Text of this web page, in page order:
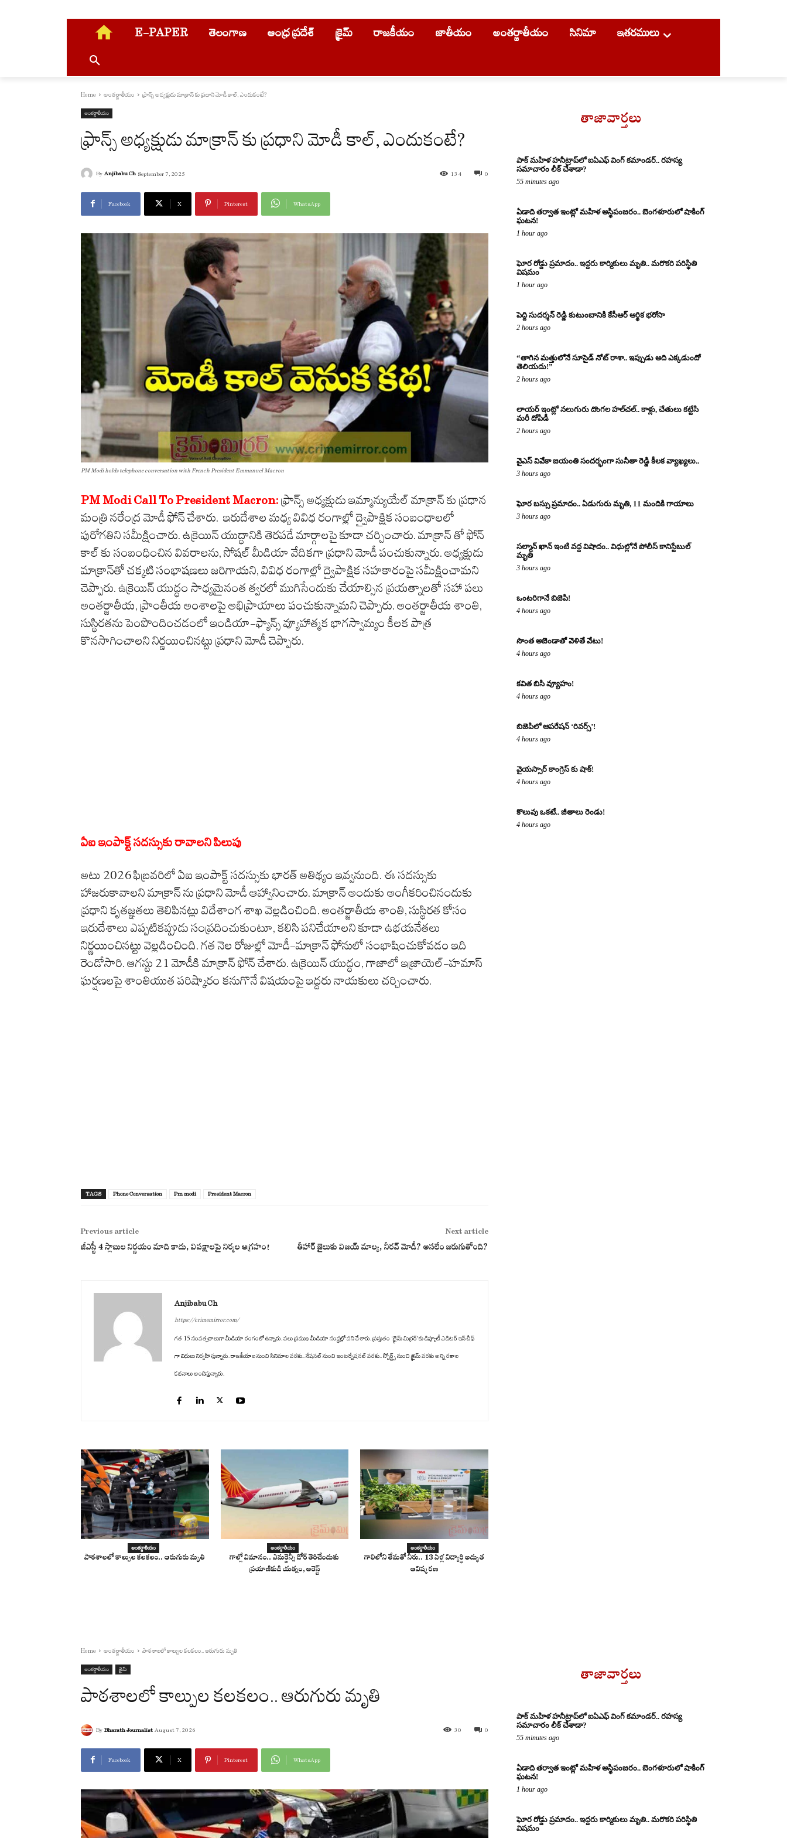
E-PAPER తెలంగాణ ఆంధ్ర ప్రదేశ్ క్రైమ్ రాజకీయం జాతీయం అంతర్జాతీయం సినిమా ఇతరములు
Home అంతర్జాతీయం ఫ్రాన్స్ అధ్యక్షుడు మాక్రాన్ కు ప్రధాని మోడీ కాల్, ఎందుకంటే?
అంతర్జాతీయం
ఫ్రాన్స్ అధ్యక్షుడు మాక్రాన్ కు ప్రధాని మోడీ కాల్, ఎందుకంటే?
By Anjibabu Ch September 7, 2025 0
134
Facebook X Pinterest WhatsApp
PM Modi holds telephone conversation with French President Emmanuel Macron
PM Modi Call To President Macron: ఫ్రాన్స్ అధ్యక్షుడు ఇమ్మాన్యుయేల్ మాక్రాన్‌ కు ప్రధాన
మంత్రి నరేంద్ర మోడీ ఫోన్ చేశారు. ఇరుదేశాల మధ్య వివిధ రంగాల్లో ద్వైపాక్షిక సంబంధాలలో
పురోగతిని సమీక్షించారు. ఉక్రెయిన్ యుద్ధానికి తెరపడే మార్గాలపై కూడా చర్చించారు. మాక్రాన్‌ తో ఫోన్
కాల్ కు సంబంధించిన వివరాలను, సోషల్ మీడియా వేదికగా ప్రధాని మోడీ పంచుకున్నారు. అధ్యక్షుడు
మాక్రాన్‌తో చక్కటి సంభాషణలు జరిగాయని, వివిధ రంగాల్లో ద్వైపాక్షిక సహకారంపై సమీక్షించామని
చెప్పారు. ఉక్రెయిన్ యుద్ధం సాధ్యమైనంత త్వరలో ముగిసేందుకు చేయాల్సిన ప్రయత్నాలతో సహా పలు
అంతర్జాతీయ, ప్రాంతీయ అంశాలపై అభిప్రాయాలు పంచుకున్నామని చెప్పారు. అంతర్జాతీయ శాంతి,
సుస్థిరతను పెంపొందించడంలో ఇండియా-ఫ్యాన్స్ వ్యూహాత్మక భాగస్వామ్యం కీలక పాత్ర
కొనసాగించాలని నిర్ణయించినట్టు ప్రధాని మోడీ చెప్పారు.
ఏఐ ఇంపాక్ట్ సదస్సుకు రావాలని పిలుపు
అటు 2026 ఫిబ్రవరిలో ఏఐ ఇంపాక్ట్ సదస్సుకు భారత్ అతిథ్యం ఇవ్వనుంది. ఈ సదస్సుకు
హాజరుకావాలని మాక్రాన్‌ ను ప్రధాని మోడీ ఆహ్వానించారు. మాక్రాన్ అందుకు అంగీకరించినందుకు
ప్రధాని కృతజ్ఞతలు తెలిపినట్లు విదేశాంగ శాఖ వెల్లడించింది. అంతర్జాతీయ శాంతి, సుస్థిరత కోసం
ఇరుదేశాలు ఎప్పటికప్పుడు సంప్రదించుకుంటూ, కలిసి పనిచేయాలని కూడా ఉభయనేతలు
నిర్ణయించినట్టు వెల్లడించింది. గత నెల రోజుల్లో మోడీ-మాక్రాన్ ఫోనులో సంభాషించుకోవడం ఇది
రెండోసారి. ఆగస్టు 21 మోడీకి మాక్రాన్ ఫోన్ చేశారు. ఉక్రెయిన్ యుద్ధం, గాజాలో ఇజ్రాయెల్-హమాస్
ఘర్షణలపై శాంతియుత పరిష్కారం కనుగొనే విషయంపై ఇద్దరు నాయకులు చర్చించారు.
TAGS Phone Conversation Pm modi President Macron
Previous article
జీఎస్టీ 4 స్లాబుల నిర్ణయం మాది కాదు, విపక్షాలపై నిర్మల ఆగ్రహం!
Next article
తీహార్ జైలుకు విజయ్ మాల్య, నీరవ్ మోడీ? అసలేం జరుగుతోంది?
Anjibabu Ch
https://crimemirror.com/
గత 15 సంవత్సరాలుగా మీడియా రంగంలో ఉన్నారు. పలు ప్రముఖ మీడియా సంస్థల్లో పని చేశారు. ప్రస్తుతం ‘క్రైమ్ మిర్రర్’కు డిప్యూటీ ఎడిటర్ ఇన్ చీఫ్
గా విధులు నిర్వహిస్తున్నారు. రాజకీయాల నుంచి సినిమాల వరకు.. నేషనల్ నుంచి ఇంటర్నేషనల్ వరకు.. స్పోర్ట్స్ నుంచి క్రైమ్ వరకు అన్ని రకాల
కథనాలు అందిస్తున్నారు.
అంతర్జాతీయం
పాఠశాలలో కాల్పుల కలకలం.. ఆరుగురు మృతి
అంతర్జాతీయం
గాల్లో విమానం.. ఎమర్జెన్సీ డోర్ తెరిచేందుకు
ప్రయాణికుడి యత్నం, అరెస్ట్
అంతర్జాతీయం
గాలిలోని తేమతో నీరు.. 13 ఏళ్ల విద్యార్థి అద్భుత
ఆవిష్కరణ
తాజావార్తలు
పాక్ మహిళ హనీట్రాప్‌లో ఐఏఎఫ్ వింగ్ కమాండర్.. రహస్య
సమాచారం లీక్ చేశాడా?
55 minutes ago
ఏడాది తర్వాత ఇంట్లో మహిళ అస్థిపంజరం.. బెంగళూరులో షాకింగ్
ఘటన!
1 hour ago
ఘోర రోడ్డు ప్రమాదం.. ఇద్దరు కార్మికులు మృతి.. మరొకరి పరిస్థితి
విషమం
1 hour ago
పెద్ది సుదర్శన్ రెడ్డి కుటుంబానికి కేసీఆర్ ఆర్థిక భరోసా
2 hours ago
“తాగిన మత్తులోనే సూసైడ్ నోట్ రాశా.. ఇప్పుడు అది ఎక్కడుందో
తెలియదు!”
2 hours ago
లాయర్ ఇంట్లో నలుగురు దొంగల హల్‌చల్.. కాళ్లు, చేతులు కట్టేసి
మరీ దోపిడీ
2 hours ago
వైఎస్ వివేకా జయంతి సందర్భంగా సునీతా రెడ్డి కీలక వ్యాఖ్యలు..
3 hours ago
ఘోర బస్సు ప్రమాదం.. ఏడుగురు మృతి, 11 మందికి గాయాలు
3 hours ago
సల్మాన్ ఖాన్ ఇంటి వద్ద విషాదం.. విధుల్లోనే పోలీస్ కానిస్టేబుల్
మృతి
3 hours ago
ఒంటరిగానే బిజెపి!
4 hours ago
సొంత అజెండాతో వెళితే వేటు!
4 hours ago
కవిత బిసి వ్యూహం!
4 hours ago
బిజెపిలో ఆపరేషన్ ‘రివర్స్’!
4 hours ago
వైయస్సార్ కాంగ్రెస్ కు షాక్!
4 hours ago
కొలువు ఒకటే.. జీతాలు రెండు!
4 hours ago